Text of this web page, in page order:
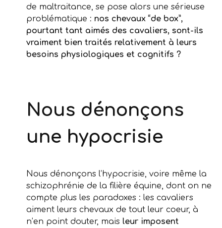
de maltraitance, se pose alors une sérieuse
problématique : nos chevaux “de box”,
pourtant tant aimés des cavaliers, sont-ils
vraiment bien traités relativement à leurs
besoins physiologiques et cognitifs ?
Nous dénonçons
une hypocrisie
Nous dénonçons l’hypocrisie, voire même la
schizophrénie de la filière équine, dont on ne
compte plus les paradoxes : les cavaliers
aiment leurs chevaux de tout leur coeur, à
n’en point douter, mais leur imposent